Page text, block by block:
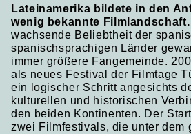
Lateinamerika bildete in den
wenig bekannte Filmlandschaft.
wachsende Beliebtheit der
spanischsprachigen Länder
immer größere Fangemeinde.
als neues Festival der Filmtage
ein logischer Schritt angesichts
kulturellen und historischen
den beiden Kontinenten. Der
zwei Filmfestivals, die unter dem